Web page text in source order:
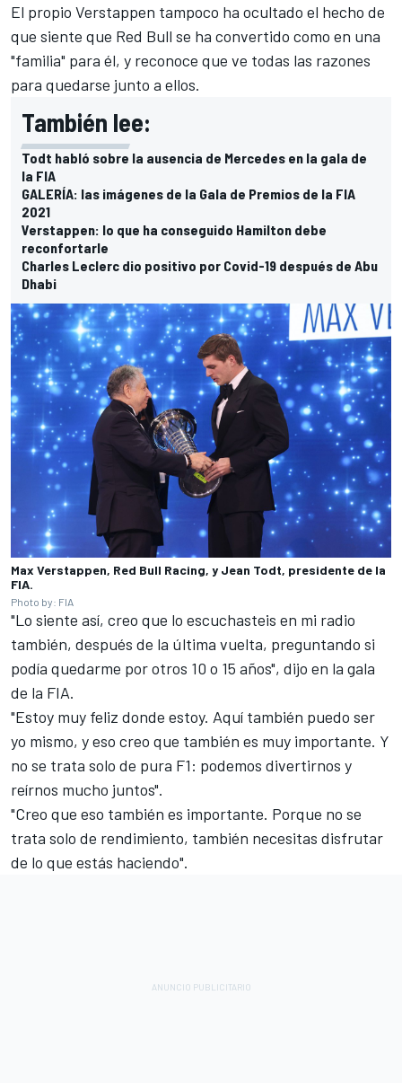
El propio Verstappen tampoco ha ocultado el hecho de
que siente que Red Bull se ha convertido como en una
"familia" para él, y reconoce que ve todas las razones
para quedarse junto a ellos.
También lee:
Todt habló sobre la ausencia de Mercedes en la gala de
la FIA
GALERÍA: las imágenes de la Gala de Premios de la FIA
2021
Verstappen: lo que ha conseguido Hamilton debe
reconfortarle
Charles Leclerc dio positivo por Covid-19 después de Abu
Dhabi
Max Verstappen, Red Bull Racing, y Jean Todt, presidente de la
FIA.
Photo by: FIA
"Lo siente así, creo que lo escuchasteis en mi radio
también, después de la última vuelta, preguntando si
podía quedarme por otros 10 o 15 años", dijo en la gala
de la FIA.
"Estoy muy feliz donde estoy. Aquí también puedo ser
yo mismo, y eso creo que también es muy importante. Y
no se trata solo de pura F1: podemos divertirnos y
reírnos mucho juntos".
"Creo que eso también es importante. Porque no se
trata solo de rendimiento, también necesitas disfrutar
de lo que estás haciendo".